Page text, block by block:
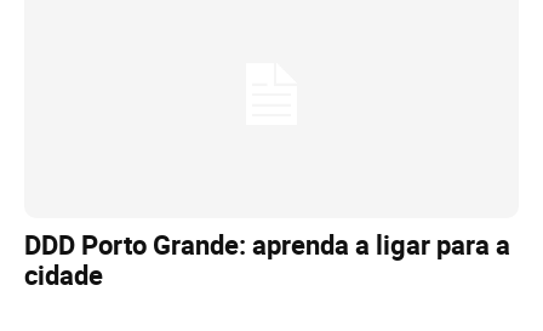
DDD Porto Grande: aprenda a ligar para a
cidade